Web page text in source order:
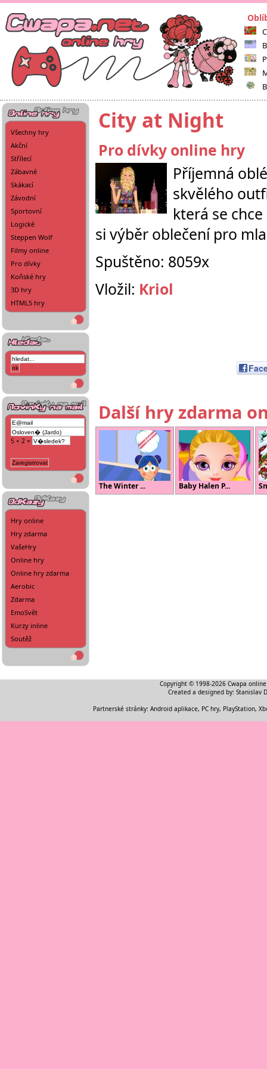
Všechny hry
Akční
Střílecí
Zábavné
Skákací
Závodní
Sportovní
Logické
Steppen Wolf
Filmy online
Pro dívky
Koňské hry
3D hry
HTML5 hry
5 + 2 =
Hry online
Hry zdarma
VašeHry
Online hry
Online hry zdarma
Aerobic
Zdarma
EmoSvět
Kurzy inline
Soutěž
City at Night
Pro dívky online hry
Příjemná
skvělého
která se
si výběr oblečení pro
Spuštěno: 8059x
Vložil: Kriol
Další hry zdarma
The Winter ... Baby Halen P...
Copyright © 1998-2026 Cwapa
Created a designed by: Stanislav
Partnerské stránky: Android aplikace, PC hry, PlayStation,